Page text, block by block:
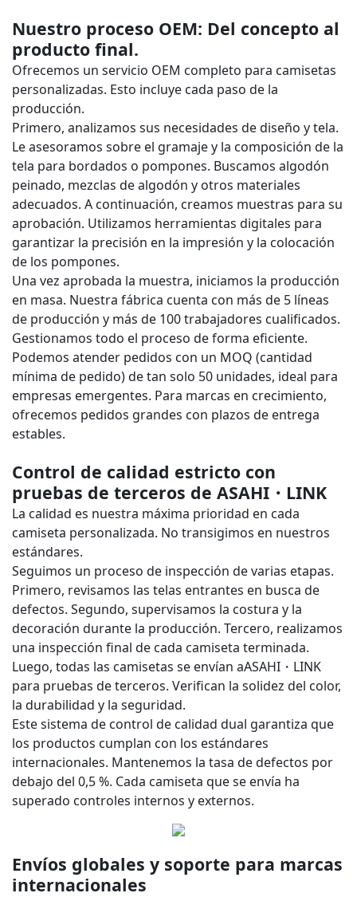
Nuestro proceso OEM: Del concepto al
producto final.
Ofrecemos un servicio OEM completo para camisetas
personalizadas. Esto incluye cada paso de la
producción.
Primero, analizamos sus necesidades de diseño y tela.
Le asesoramos sobre el gramaje y la composición de la
tela para bordados o pompones. Buscamos algodón
peinado, mezclas de algodón y otros materiales
adecuados. A continuación, creamos muestras para su
aprobación. Utilizamos herramientas digitales para
garantizar la precisión en la impresión y la colocación
de los pompones.
Una vez aprobada la muestra, iniciamos la producción
en masa. Nuestra fábrica cuenta con más de 5 líneas
de producción y más de 100 trabajadores cualificados.
Gestionamos todo el proceso de forma eficiente.
Podemos atender pedidos con un MOQ (cantidad
mínima de pedido) de tan solo 50 unidades, ideal para
empresas emergentes. Para marcas en crecimiento,
ofrecemos pedidos grandes con plazos de entrega
estables.
Control de calidad estricto con
pruebas de terceros de ASAHI・LINK
La calidad es nuestra máxima prioridad en cada
camiseta personalizada. No transigimos en nuestros
estándares.
Seguimos un proceso de inspección de varias etapas.
Primero, revisamos las telas entrantes en busca de
defectos. Segundo, supervisamos la costura y la
decoración durante la producción. Tercero, realizamos
una inspección final de cada camiseta terminada.
Luego, todas las camisetas se envían aASAHI・LINK
para pruebas de terceros. Verifican la solidez del color,
la durabilidad y la seguridad.
Este sistema de control de calidad dual garantiza que
los productos cumplan con los estándares
internacionales. Mantenemos la tasa de defectos por
debajo del 0,5 %. Cada camiseta que se envía ha
superado controles internos y externos.
Envíos globales y soporte para marcas
internacionales